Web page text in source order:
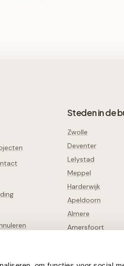
Steden in de
Zwolle
Deventer
Lelystad
Meppel
Harderwijk
Apeldoorn
Almere
Amersfoort